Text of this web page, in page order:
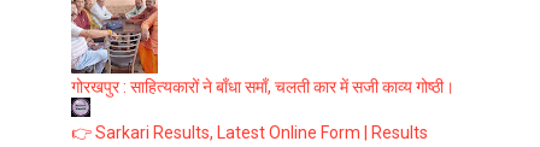
गोरखपुर : साहित्यकारों ने बाँधा समाँ, चलती कार में सजी काव्य गोष्ठी।
👉 Sarkari Results, Latest Online Form | Results